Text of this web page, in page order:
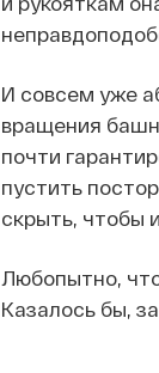
И совсем уже
вращения
почти
пустить
скрыть, чтобы
Любопытно,
Казалось бы,